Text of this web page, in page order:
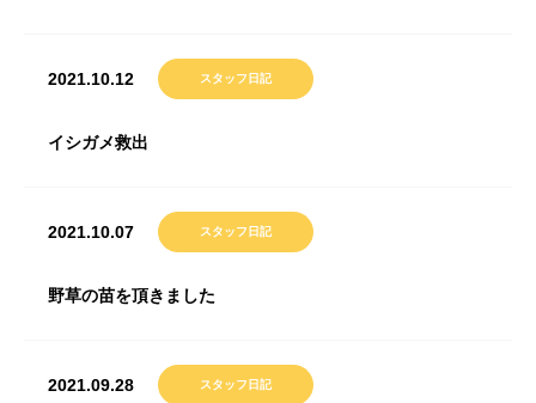
2021.10.12 スタッフ日記
イシガメ救出
2021.10.07 スタッフ日記
野草の苗を頂きました
2021.09.28 スタッフ日記